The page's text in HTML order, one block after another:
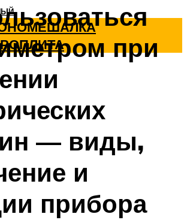
при
— виды,
и
прибора